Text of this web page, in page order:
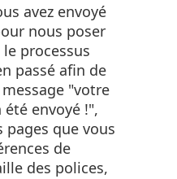
avez envoyé
nous poser
processus
passé afin de
"votre
été envoyé !",
pages que vous
de
des polices,